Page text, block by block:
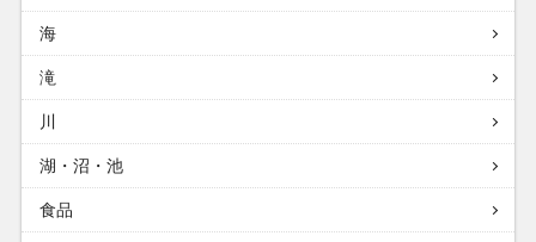
海
滝
川
湖・沼・池
食品